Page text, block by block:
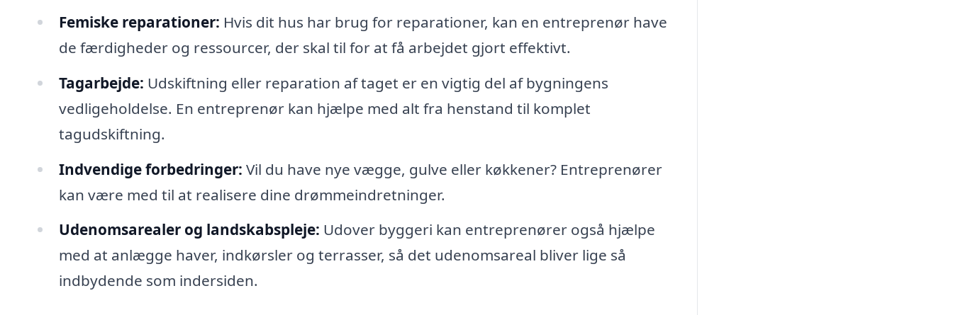
Femiske reparationer: Hvis dit hus har brug for reparationer, kan en entreprenør have
de færdigheder og ressourcer, der skal til for at få arbejdet gjort effektivt.
Tagarbejde: Udskiftning eller reparation af taget er en vigtig del af bygningens
vedligeholdelse. En entreprenør kan hjælpe med alt fra henstand til komplet
tagudskiftning.
Indvendige forbedringer: Vil du have nye vægge, gulve eller køkkener? Entreprenører
kan være med til at realisere dine drømmeindretninger.
Udenomsarealer og landskabspleje: Udover byggeri kan entreprenører også hjælpe
med at anlægge haver, indkørsler og terrasser, så det udenomsareal bliver lige så
indbydende som indersiden.